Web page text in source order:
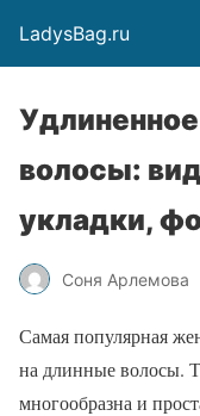
LadysBag.ru
волосы:
укладки,
Соня Арлемова
Самая популярная
на длинные волосы.
многообразна и